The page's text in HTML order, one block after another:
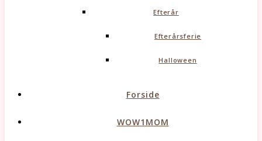
Efterår
Efterårsferie
Halloween
Forside
WOW1MOM